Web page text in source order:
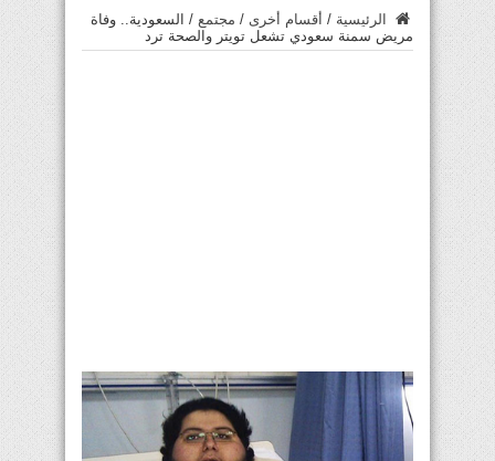
الرئيسية / أقسام أخرى / مجتمع / السعودية.. وفاة
مريض سمنة سعودي تشعل تويتر والصحة ترد